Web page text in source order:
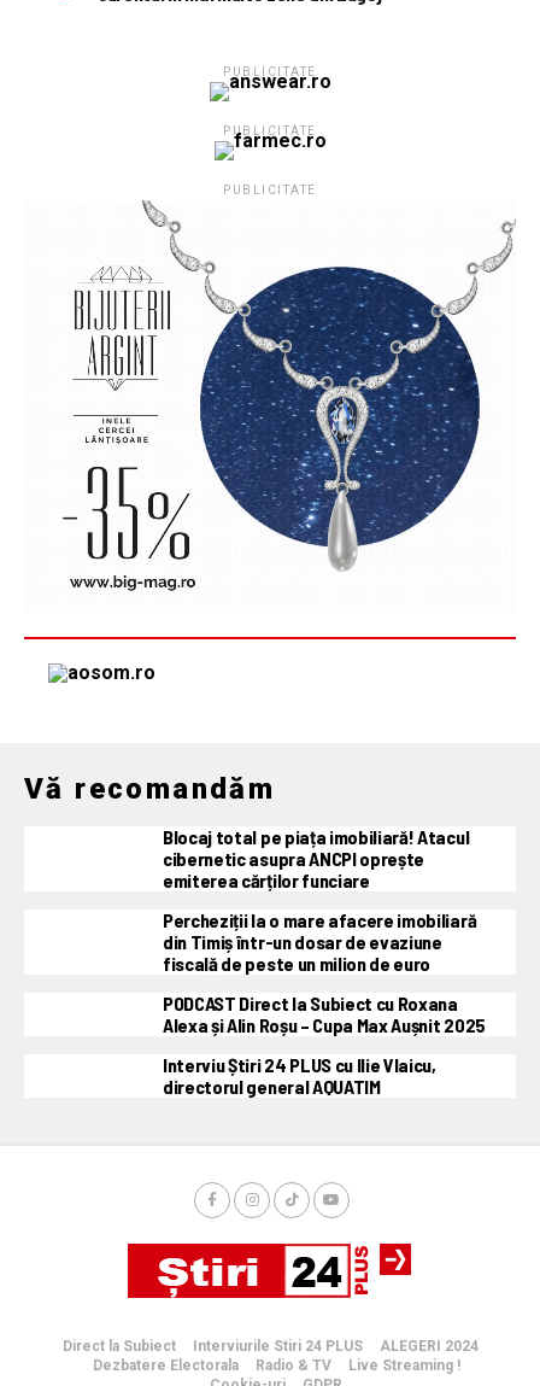
PUBLICITATE
PUBLICITATE
PUBLICITATE
Vă recomandăm
Blocaj total pe piața imobiliară! Atacul
cibernetic asupra ANCPI oprește
emiterea cărților funciare
Percheziții la o mare afacere imobiliară
din Timiș într-un dosar de evaziune
fiscală de peste un milion de euro
PODCAST Direct la Subiect cu Roxana
Alexa și Alin Roșu – Cupa Max Aușnit 2025
Interviu Știri 24 PLUS cu Ilie Vlaicu,
directorul general AQUATIM
Direct la Subiect Interviurile Stiri 24 PLUS
ALEGERI 2024
Dezbatere Electorala
Radio & TV
Live Streaming !